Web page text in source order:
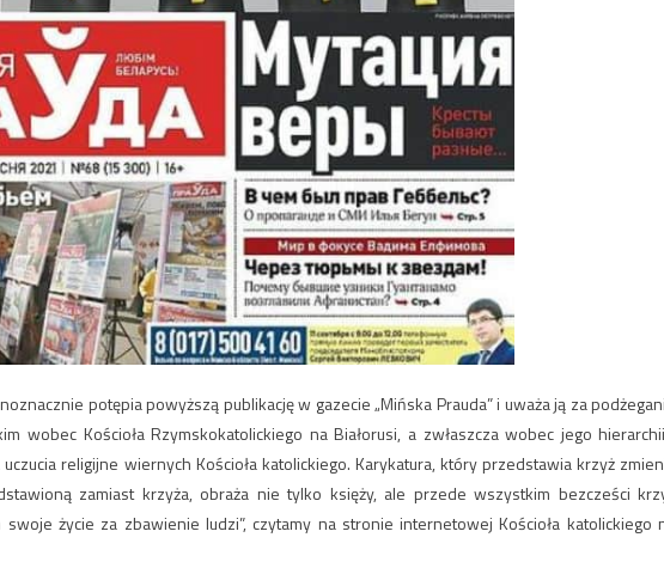
potępia powyższą publikację w gazecie „Mińska Prauda” i uważa ją za
wobec Kościoła Rzymskokatolickiego na Białorusi, a zwłaszcza wobec jego
religijne wiernych Kościoła katolickiego. Karykatura, który przedstawia krzyż
zamiast krzyża, obraża nie tylko księży, ale przede wszystkim bezcześci
życie za zbawienie ludzi”, czytamy na stronie internetowej Kościoła katolickiego